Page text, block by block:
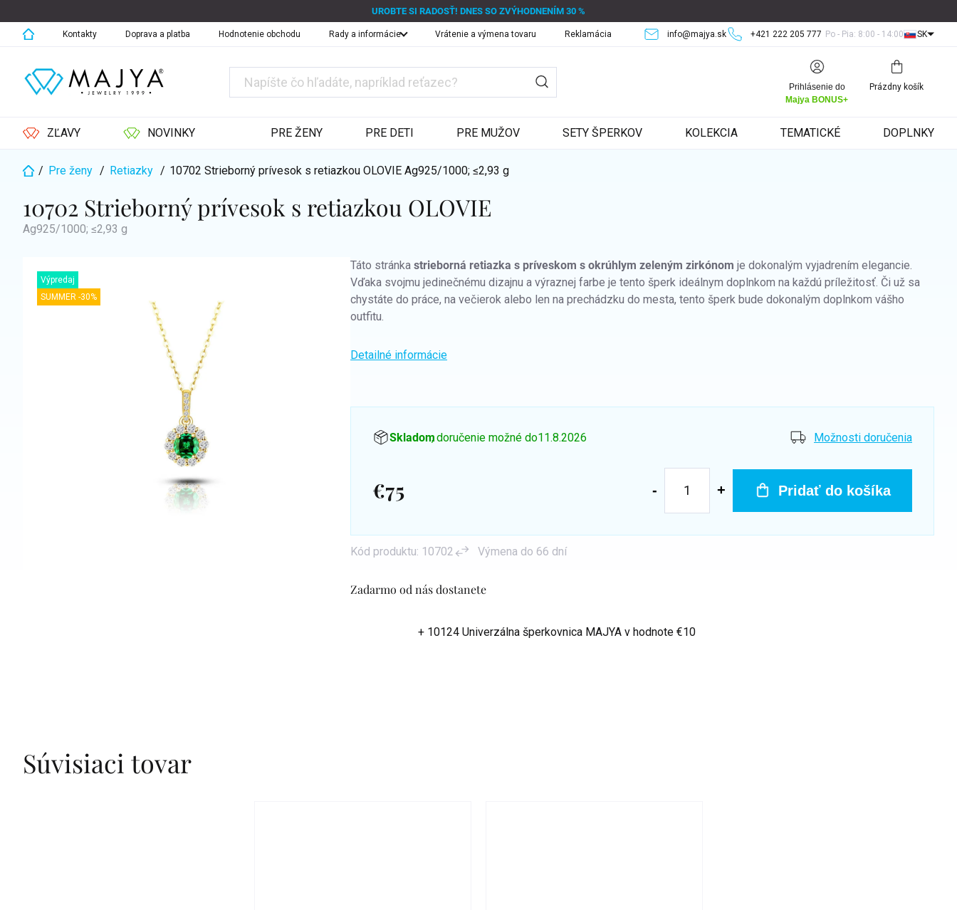
na
obsah
UROBTE SI RADOSŤ! DNES SO ZVÝHODNENÍM 30 %
+421 222 205 777 Po - Pia: 8:00 - 14:00
info@majya.sk
Kontakty Doprava a platba Hodnotenie obchodu Rady a informácie Vrátenie a výmena tovaru Reklamácia SK
Prihlásenie do
Majya BONUS+
Nákupný
košík
Prázdny košík
ZĽAVY NOVINKY PRE ŽENY PRE DETI PRE MUŽOV SETY ŠPERKOV KOLEKCIA TEMATICKÉ DOPLNKY
Domov
/ Pre ženy / Retiazky / 10702 Strieborný prívesok s retiazkou OLOVIEAg925/1000; ≤2,93 g
10702 Strieborný prívesok s retiazkou OLOVIE
Ag925/1000; ≤2,93 g
Výpredaj
SUMMER -30%
Zadarmo od nás dostanete
+ 10124 Univerzálna šperkovnica MAJYA v hodnote €10
Táto stránka strieborná retiazka s príveskom s okrúhlym zeleným zirkónom je dokonalým vyjadrením elegancie.
Vďaka svojmu jedinečnému dizajnu a výraznej farbe je tento šperk ideálnym doplnkom na každú príležitosť. Či už sa
chystáte do práce, na večierok alebo len na prechádzku do mesta, tento šperk bude dokonalým doplnkom vášho
outfitu.
Detailné informácie
Skladom, doručenie možné do11.8.2026 Možnosti doručenia
€75 Pridať do košíka
Kód produktu: 10702 Výmena do 66 dní
Súvisiaci tovar